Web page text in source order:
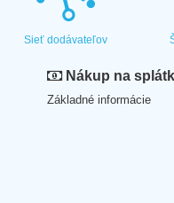
Sieť dodávateľov
Nákup na
Základné informácie